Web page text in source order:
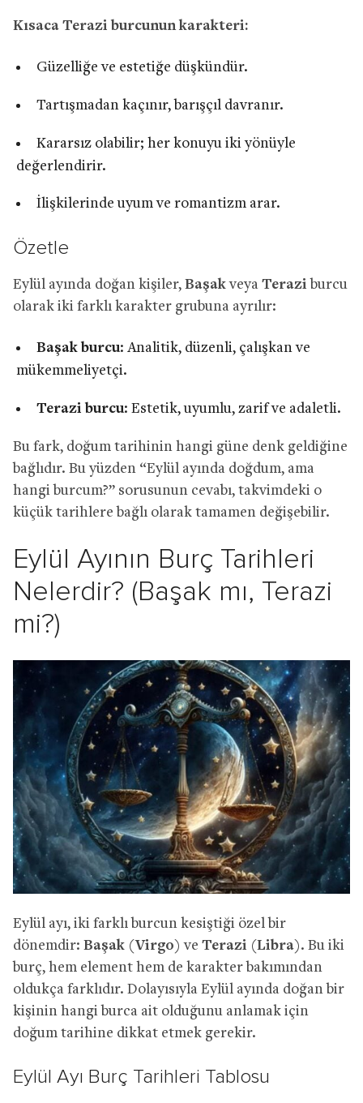
Kısaca Terazi burcunun karakteri:
Güzelliğe ve estetiğe düşkündür.
Tartışmadan kaçınır, barışçıl davranır.
Kararsız olabilir; her konuyu iki yönüyle
değerlendirir.
İlişkilerinde uyum ve romantizm arar.
Özetle
Eylül ayında doğan kişiler, Başakveya Terazi burcu
olarak iki farklı karakter grubuna ayrılır:
Başak burcu: Analitik, düzenli, çalışkan ve
mükemmeliyetçi.
Terazi burcu: Estetik, uyumlu, zarif ve adaletli.
Bu fark, doğum tarihinin hangi güne denk geldiğine
bağlıdır. Bu yüzden “Eylül ayında doğdum, ama
hangi burcum?” sorusunun cevabı, takvimdeki o
küçük tarihlere bağlı olarak tamamen değişebilir.
Eylül Ayının Burç Tarihleri
Nelerdir? (Başak mı, Terazi
mi?)
Eylül ayı, iki farklı burcun kesiştiği özel bir
dönemdir: Başak (Virgo) ve Terazi (Libra). Bu iki
burç, hem element hem de karakter bakımından
oldukça farklıdır. Dolayısıyla Eylül ayında doğan bir
kişinin hangi burca ait olduğunu anlamak için
doğum tarihine dikkat etmek gerekir.
Eylül Ayı Burç Tarihleri Tablosu